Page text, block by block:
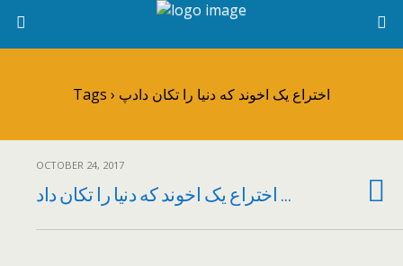
Tags › اختراع یک اخوند که دنیا را تکان دادپ
OCTOBER 24, 2017
اختراع یک اخوند که دنیا را تکان داد …